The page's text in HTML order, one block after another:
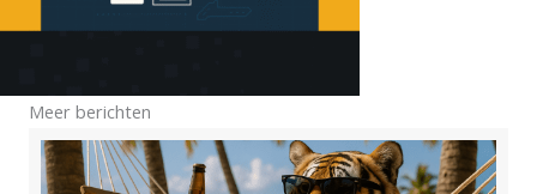
Meer berichten